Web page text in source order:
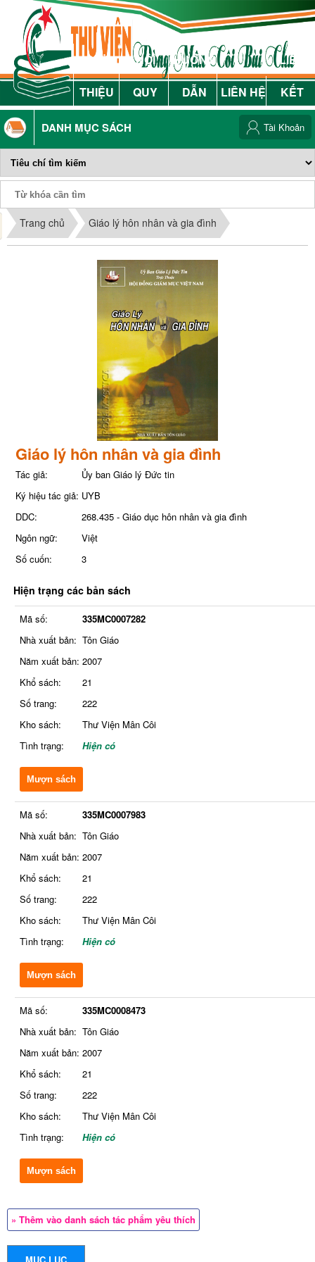
GIỚI
THIỆU
NỘI
QUY
HƯỚNG
DẪN
LIÊN HỆ
LIÊN
KẾT
DANH MỤC SÁCH
Phiếu Sách
Tài Khoản
Trang chủ Giáo lý hôn nhân và gia đình
Giáo lý hôn nhân và gia đình
Tác giả:
Ủy ban Giáo lý Đức tin
Ký hiệu tác giả: UYB
DDC:
268.435 - Giáo dục hôn nhân và gia đình
Ngôn ngữ:
Việt
Số cuốn:
3
Hiện trạng các bản sách
Mã số:
335MC0007282
Nhà xuất bản: Tôn Giáo
Năm xuất bản: 2007
Khổ sách:
21
Số trang:
222
Kho sách:
Thư Viện Mân Côi
Tình trạng:
Hiện có
Mượn sách
Mã số:
335MC0007983
Nhà xuất bản: Tôn Giáo
Năm xuất bản: 2007
Khổ sách:
21
Số trang:
222
Kho sách:
Thư Viện Mân Côi
Tình trạng:
Hiện có
Mượn sách
Mã số:
335MC0008473
Nhà xuất bản: Tôn Giáo
Năm xuất bản: 2007
Khổ sách:
21
Số trang:
222
Kho sách:
Thư Viện Mân Côi
Tình trạng:
Hiện có
Mượn sách
» Thêm vào danh sách tác phẩm yêu thích